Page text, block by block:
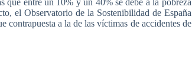
que entreun 10% y un 40% sedebe a la pobreza
, el Observatoriode la Sostenibilidad de España
contrapuesta a la delas víctimas de accidentesde